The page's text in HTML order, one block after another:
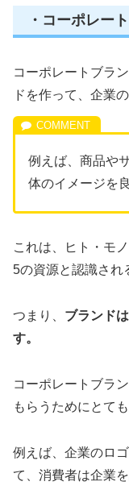
・コーポレー
コーポレートブラ
ドを作って、企業
例えば、商品や
体のイメージを
これは、ヒト・モ
5の資源と認識され
つまり、 ブランド
す。
コーポレートブラ
もらうためにとても
例えば、企業のロ
て、消費者は企業